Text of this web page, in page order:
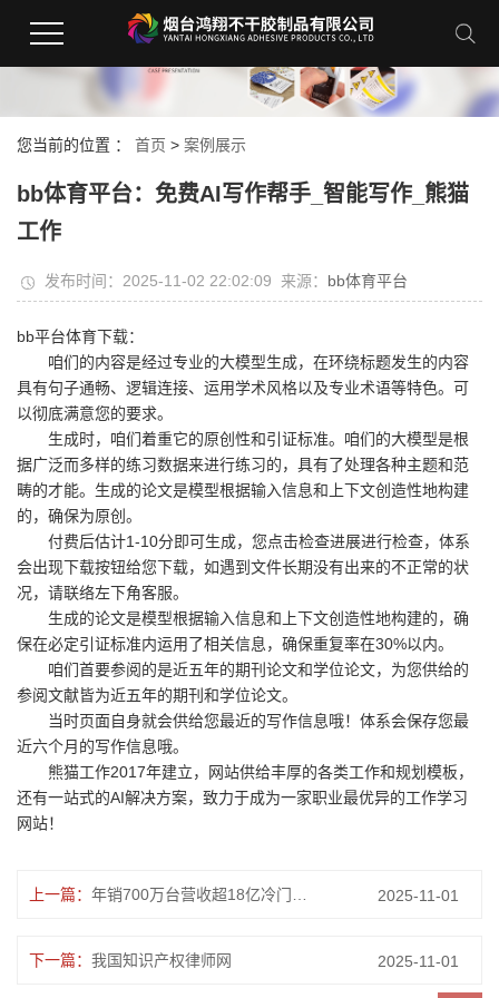
您当前的位置 ： 首页 > 案例展示
bb体育平台：免费AI写作帮手_智能写作_熊猫
工作
发布时间：2025-11-02 22:02:09 来源： bb体育平台
bb平台体育下载：
咱们的内容是经过专业的大模型生成，在环绕标题发生的内容
具有句子通畅、逻辑连接、运用学术风格以及专业术语等特色。可
以彻底满意您的要求。
生成时，咱们着重它的原创性和引证标准。咱们的大模型是根
据广泛而多样的练习数据来进行练习的，具有了处理各种主题和范
畴的才能。生成的论文是模型根据输入信息和上下文创造性地构建
的，确保为原创。
付费后估计1-10分即可生成，您点击检查进展进行检查，体系
会出现下载按钮给您下载，如遇到文件长期没有出来的不正常的状
况，请联络左下角客服。
生成的论文是模型根据输入信息和上下文创造性地构建的，确
保在必定引证标准内运用了相关信息，确保重复率在30%以内。
咱们首要参阅的是近五年的期刊论文和学位论文，为您供给的
参阅文献皆为近五年的期刊和学位论文。
当时页面自身就会供给您最近的写作信息哦！体系会保存您最
近六个月的写作信息哦。
熊猫工作2017年建立，网站供给丰厚的各类工作和规划模板，
还有一站式的AI解决方案，致力于成为一家职业最优异的工作学习
网站！
上一篇： 2025-11-01
下一篇： 我国知识产权律师网 2025-11-01